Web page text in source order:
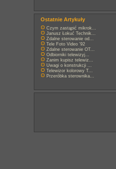
Ostatnie Artykuły
Czym zastąpić mikrok...
Janusz Łokuć Technik...
Zdalne sterowanie od...
Tele Foto Video '92
Zdalne sterowanie OT...
Odbiorniki telewizyj...
Zanim kupisz telewiz...
Uwagi o konstrukcji ...
Telewizor kolorowy T...
Przeróbka sterownika...